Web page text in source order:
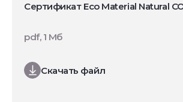
Сертификат Eco Material Natural
Скачать файл
pdf, 1 Мб